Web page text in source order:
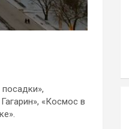
«Космос в